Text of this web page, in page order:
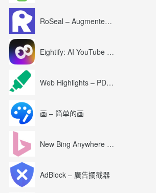
RoSeal – Augmented Roblox Experience
Eightify: AI YouTube Summary with ChatGPT
Web Highlights – PDF & Web Highlighter
画 – 简单的画
New Bing Anywhere (Bing Chat GPT-4)
AdBlock – 廣告攔截器